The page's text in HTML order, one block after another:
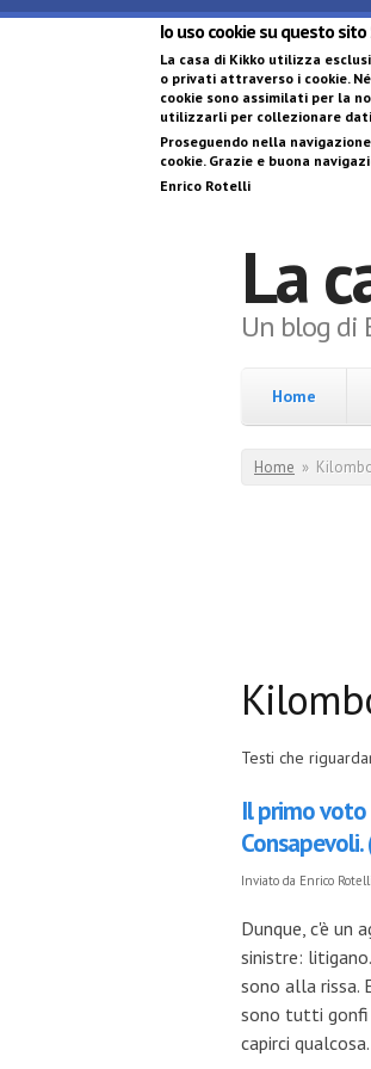
Io uso cookie su questo
La casa di Kikko utilizza
o privati attraverso i cookie.
cookie sono assimilati per la
utilizzarli per collezionare
Proseguendo nella
cookie. Grazie e buona
Enrico Rotelli
La
Un blog di
Home
Tu sei
Home »
Testi che
Il primo voto
Inviato da Enrico Rotelli
Dunque, c'è un
sinistre:
sono alla rissa.
sono tutti gonfi
capirci